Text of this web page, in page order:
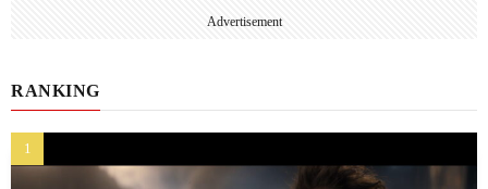
Advertisement
RANKING